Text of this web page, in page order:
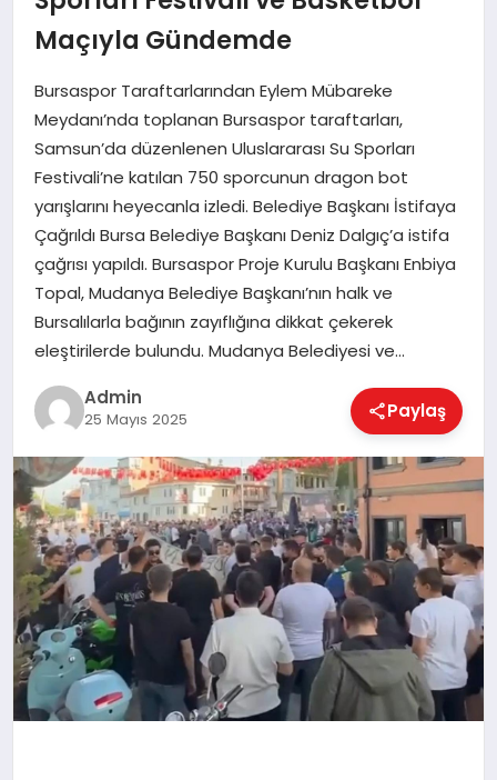
EĞITIM
EKONOMI
MAGAZIN
SAĞLIK
TEKNOLOJI
Maçıyla Gündemde
Bursaspor Taraftarlarından Eylem Mübareke
Meydanı’nda toplanan Bursaspor taraftarları,
Samsun’da düzenlenen Uluslararası Su Sporları
Festivali’ne katılan 750 sporcunun dragon bot
yarışlarını heyecanla izledi. Belediye Başkanı İstifaya
Çağrıldı Bursa Belediye Başkanı Deniz Dalgıç’a istifa
çağrısı yapıldı. Bursaspor Proje Kurulu Başkanı Enbiya
Topal, Mudanya Belediye Başkanı’nın halk ve
Bursalılarla bağının zayıflığına dikkat çekerek
eleştirilerde bulundu. Mudanya Belediyesi ve…
Admin
25 Mayıs 2025 Paylaş